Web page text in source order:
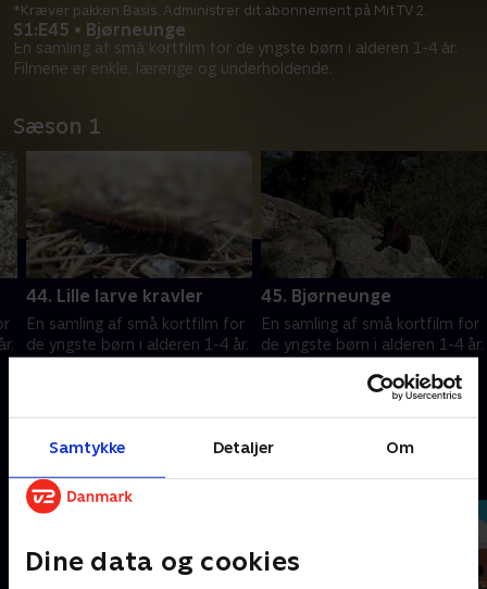
Samtykke Detaljer Om
Dine data og cookies
S1:E45 • Bjørneunge
En samling af små kortfilm for de yngste børn i alderen 1-4 år.
Filmene er enkle, lærerige og underholdende.
*Kræver pakken Basis. Administrer dit abonnement på Mit TV 2.
Sæson 1
44. Lille larve kravler
En samling af små kortfilm for
de yngste børn i alderen 1-4 år.
14. februar 2024 • 1 min
45. Bjørneunge
En samling af små kortfilm for
de yngste børn i alderen 1-4 år.
underholdende.
14. februar 2024 • 3 min
Andre så også